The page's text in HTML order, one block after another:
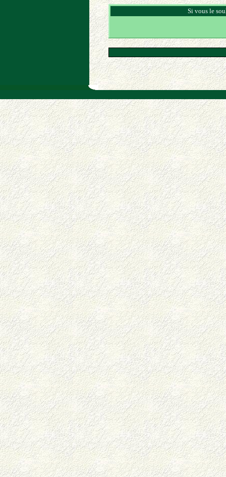
Si vous le